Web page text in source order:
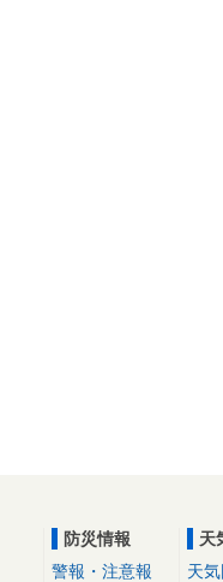
防災情報
警報・注意報
天
天